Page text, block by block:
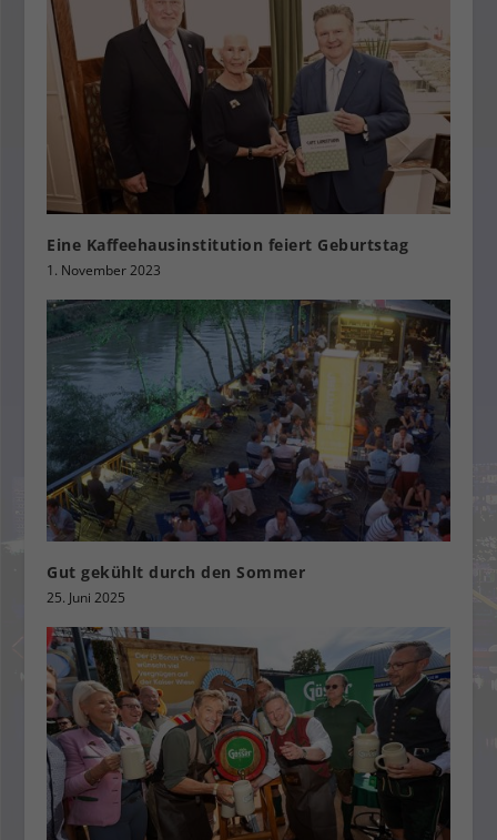
Eine Kaffeehausinstitution feiert Geburtstag
1. November 2023
Gut gekühlt durch den Sommer
25. Juni 2025